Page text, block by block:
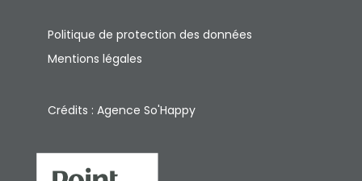
Politique de protection des données
Mentions légales
Crédits : Agence So'Happy